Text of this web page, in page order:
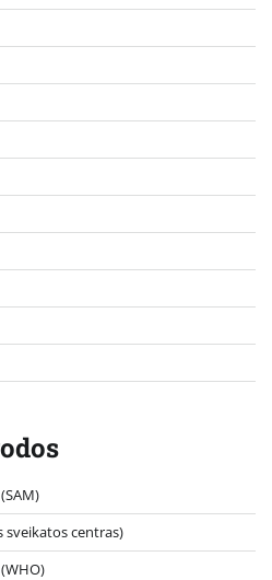
sveikatos centras)